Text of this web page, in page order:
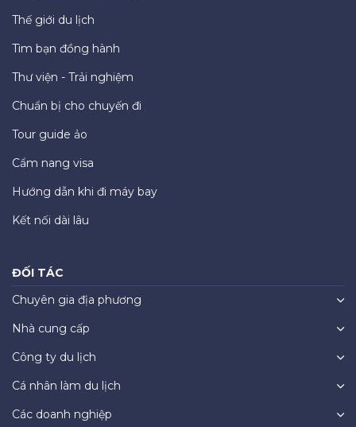
Thế giới du lịch
Tìm bạn đồng hành
Thư viện - Trải nghiệm
Chuẩn bị cho chuyến đi
Tour guide ảo
Cẩm nang visa
Hướng dẫn khi đi máy bay
Kết nối dài lâu
ĐỐI TÁC
Chuyên gia địa phương
Nhà cung cấp
Công ty du lịch
Cá nhân làm du lịch
Các doanh nghiệp